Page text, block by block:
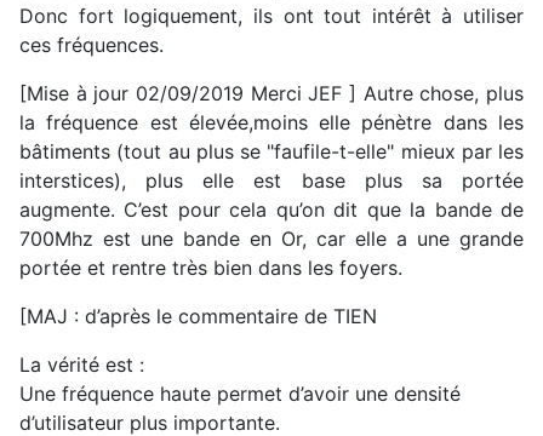
Donc fort logiquement, ils ont tout intérêt à utiliser
ces fréquences.
[Mise à jour 02/09/2019 Merci JEF ] Autre chose, plus
la fréquence est élevée,moins elle pénètre dans les
bâtiments (tout au plus se "faufile-t-elle" mieux par les
interstices), plus elle est base plus sa portée
augmente. C’est pour cela qu’on dit que la bande de
700Mhz est une bande en Or, car elle a une grande
portée et rentre très bien dans les foyers.
[MAJ : d’après le commentaire de TIEN
La vérité est :
Une fréquence haute permet d’avoir une densité
d’utilisateur plus importante.